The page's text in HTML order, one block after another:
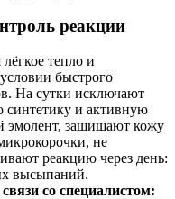
реакции
тепло и
быстрого
На сутки исключают
синтетику и активную
эмолент, защищают кожу
не
реакцию через день:
высыпаний.
со специалистом: